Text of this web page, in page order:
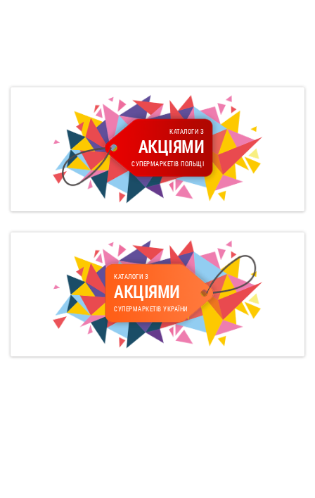
КАТАЛОГИ З
АКЦІЯМИ
СУПЕРМАРКЕТІВ ПОЛЬЩІ
КАТАЛОГИ З
АКЦІЯМИ
СУПЕРМАРКЕТІВ УКРАЇНИ